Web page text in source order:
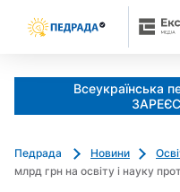
Всеукраїнська
Педрада Новини
млрд грн на освіту і науку